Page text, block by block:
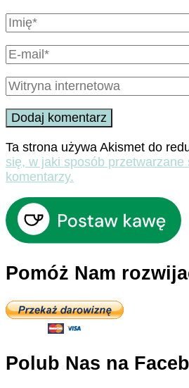
Ta strona używa Akismet do
się, w jaki sposób przetwarzane
komentarzy.
Pomóż Nam
Polub Nas na